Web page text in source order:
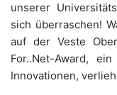
unserer
sich überraschen!
auf der Veste
For..Net-Award,
Innovationen,